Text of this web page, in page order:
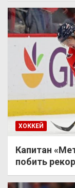
ХОККЕЙ
Капитан
побить